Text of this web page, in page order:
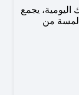
اليومية، يجمع
لمسة من